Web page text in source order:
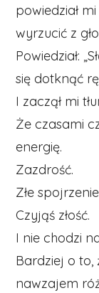
powiedział
wyrzucić z
Powiedział:
się dotknąć
I zaczął mi
Że czasami
energię.
Zazdrość.
Złe
Czyjąś złość.
I nie chodzi
Bardziej o to,
nawzajem